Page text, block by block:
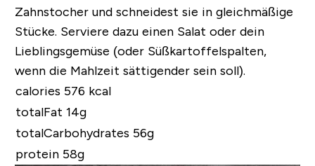
Zahnstocher und schneidest sie in gleichmäßige
Stücke. Serviere dazu einen Salat oder dein
Lieblingsgemüse (oder Süßkartoffelspalten,
wenn die Mahlzeit sättigender sein soll).
calories 576 kcal
totalFat 14g
totalCarbohydrates 56g
protein 58g